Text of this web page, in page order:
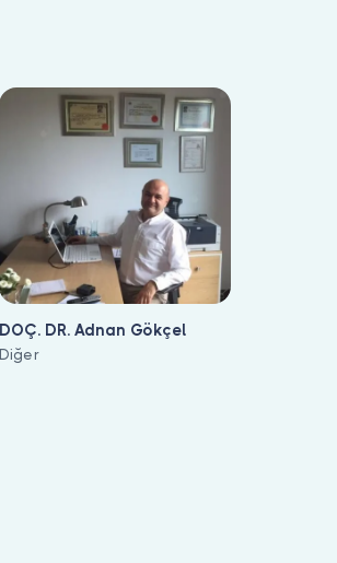
DOÇ. DR. Adnan Gökçel
Diğer